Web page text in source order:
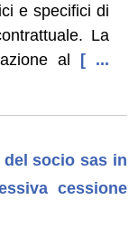
e specifici di
La
al
[ ...
socio sas in
cessione